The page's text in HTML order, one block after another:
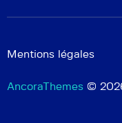
Mentions légales
AncoraThemes ©